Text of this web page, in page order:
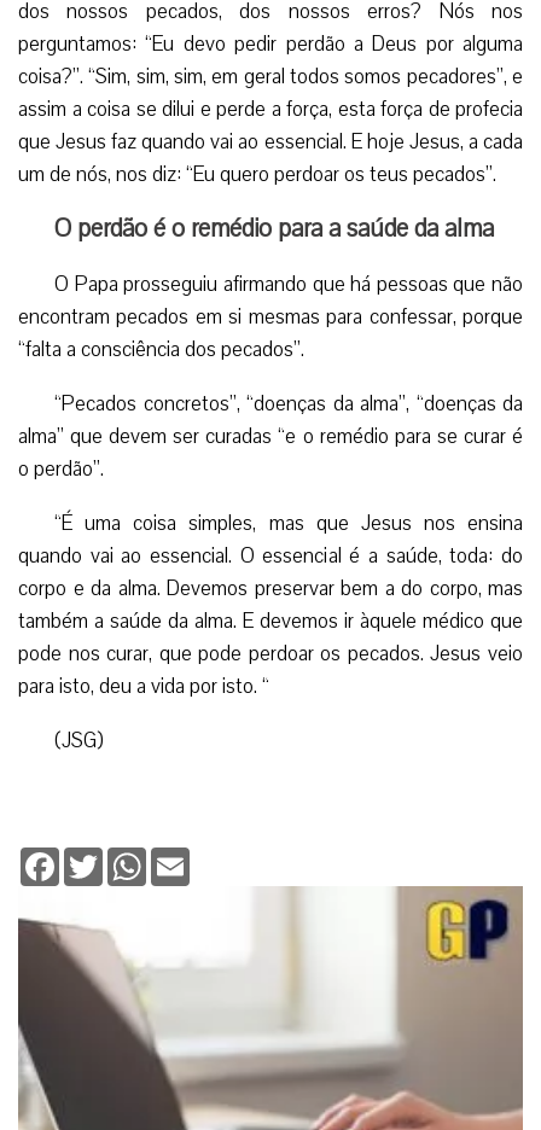
dos nossos pecados, dos nossos erros? Nós nos
perguntamos: “Eu devo pedir perdão a Deus por alguma
coisa?”. “Sim, sim, sim, em geral todos somos pecadores”, e
assim a coisa se dilui e perde a força, esta força de profecia
que Jesus faz quando vai ao essencial. E hoje Jesus, a cada
um de nós, nos diz: “Eu quero perdoar os teus pecados”.
O perdão é o remédio para a saúde da alma
O Papa prosseguiu afirmando que há pessoas que não
encontram pecados em si mesmas para confessar, porque
“falta a consciência dos pecados”.
“Pecados concretos”, “doenças da alma”, “doenças da
alma” que devem ser curadas “e o remédio para se curar é
o perdão”.
“É uma coisa simples, mas que Jesus nos ensina
quando vai ao essencial. O essencial é a saúde, toda: do
corpo e da alma. Devemos preservar bem a do corpo, mas
também a saúde da alma. E devemos ir àquele médico que
pode nos curar, que pode perdoar os pecados. Jesus veio
para isto, deu a vida por isto. “
(JSG)
Facebook
TwitterWhatsApp